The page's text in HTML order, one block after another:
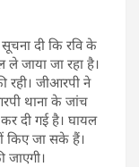
दी कि रवि के
जाया जा रहा है।
रही। जीआरपी ने
थाना के जांच
दी गई है। घायल
किए जा सके हैं।
जाएगी।